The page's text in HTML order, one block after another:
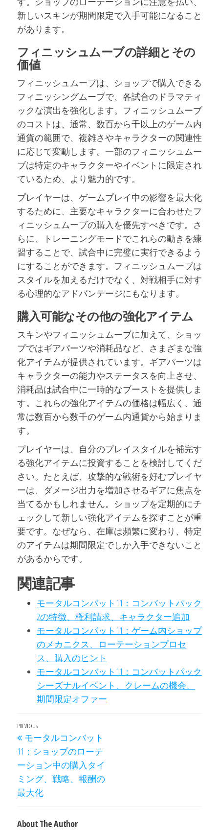
新しいスキンが期間限定で入手可能になること
があります。
フィニッシュムーブの詳細とその
価値
フィニッシュムーブは、ショップで購入できる
フィニッシングムーブで、各試合のドラマティ
ックな演出を強化します。フィニッシュムーブ
のコストは、通常、数百から千以上のゲーム内
通貨の範囲で、複雑さやキャラクターの関連性
に応じて変動します。一部のフィニッシュムー
ブは特定のキャラクターやイベントに限定され
ているため、より魅力的です。
プレイヤーは、ゲームプレイ中の影響を最大化
するために、主要なキャラクターに合わせたフ
ィニッシュムーブの購入を優先すべきです。さ
らに、トレーニングモードでこれらの動きを練
習することで、試合中に完璧に実行できるよう
にすることができます。フィニッシュムーブは
スタイルを加えるだけでなく、対戦相手に対す
る心理的なアドバンテージにもなります。
購入可能なその他の強化アイテム
スキンやフィニッシュムーブに加えて、ショッ
プではギアパーツや消耗品など、さまざまな強
化アイテムが提供されています。ギアパーツは
キャラクターの能力やステータスを向上させ、
消耗品は試合中に一時的なブーストを提供しま
す。これらの強化アイテムの価格は幅広く、通
常は数百から数千のゲーム内通貨から始まりま
す。
プレイヤーは、自分のプレイスタイルを補完す
る強化アイテムに投資することを検討してくだ
さい。たとえば、攻撃的な戦術を好むプレイヤ
ーは、ダメージ出力を増加させるギアに焦点を
当てるかもしれません。ショップを定期的にチ
ェックして新しい強化アイテムを探すことが重
要です。なぜなら、在庫は頻繁に変わり、特定
のアイテムは期間限定でしか入手できないこと
があるからです。
関連記事
モータルコンバット11：コンバットパック
2の特徴、権利請求、キャラクター追加
モータルコンバット11：ゲーム内ショップ
のメカニクス、ローテーションプロセ
ス、購入のヒント
モータルコンバット11：コンバットパック
シーズナルイベント、クレームの機会、
期間限定オファー
Post
navigation
Previous
Post
PREVIOUS
モータルコンバット
11：ショップのローテ
ーション中の購入タイ
ミング、戦略、報酬の
最大化
About The Author